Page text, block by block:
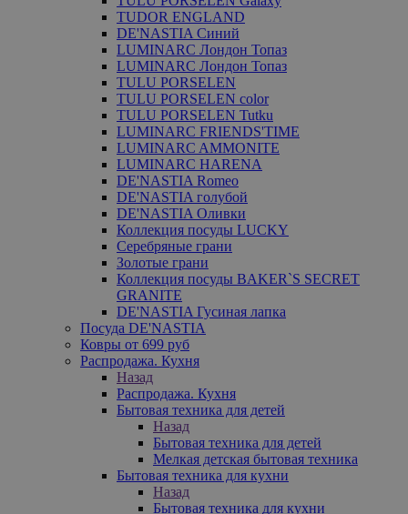
TUDOR ENGLAND
DE'NASTIA Синий
LUMINARC Лондон Топаз
LUMINARC Лондон Топаз
TULU PORSELEN
TULU PORSELEN color
TULU PORSELEN Tutku
LUMINARC FRIENDS'TIME
LUMINARC AMMONITE
LUMINARC HARENA
DE'NASTIA Romeo
DE'NASTIA голубой
DE'NASTIA Оливки
Коллекция посуды LUCKY
Серебряные грани
Золотые грани
Коллекция посуды BAKER`S SECRET
GRANITE
DE'NASTIA Гусиная лапка
Посуда DE'NASTIA
Ковры от 699 руб
Распродажа. Кухня
Назад
Распродажа. Кухня
Бытовая техника для детей
Назад
Бытовая техника для детей
Мелкая детская бытовая техника
Бытовая техника для кухни
Назад
Бытовая техника для кухни